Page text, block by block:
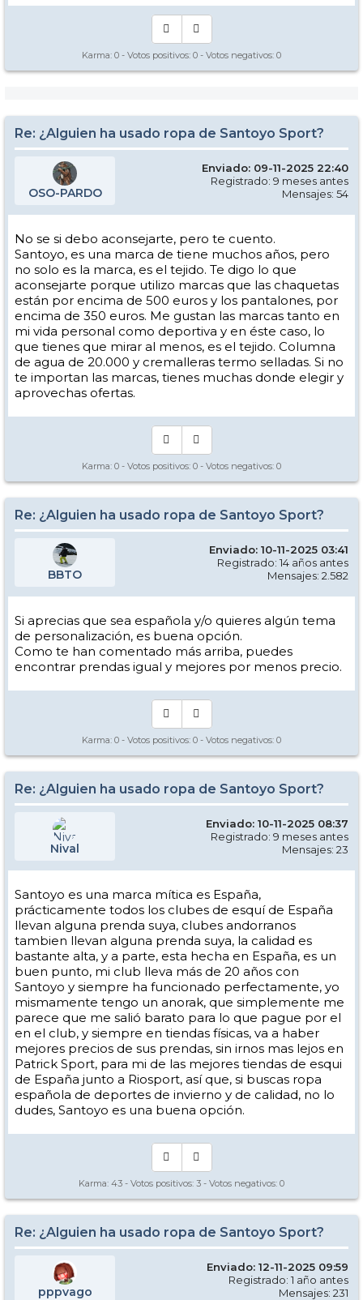
Karma: 0 - Votos positivos: 0 - Votos negativos: 0
Re: ¿Alguien ha usado ropa de Santoyo Sport?
OSO-PARDO
Enviado: 09-11-2025 22:40
Registrado: 9 meses antes
Mensajes: 54
No se si debo aconsejarte, pero te cuento.
Santoyo, es una marca de tiene muchos años, pero
no solo es la marca, es el tejido. Te digo lo que
aconsejarte porque utilizo marcas que las chaquetas
están por encima de 500 euros y los pantalones, por
encima de 350 euros. Me gustan las marcas tanto en
mi vida personal como deportiva y en éste caso, lo
que tienes que mirar al menos, es el tejido. Columna
de agua de 20.000 y cremalleras termo selladas. Si no
te importan las marcas, tienes muchas donde elegir y
aprovechas ofertas.
Karma: 0 - Votos positivos: 0 - Votos negativos: 0
Re: ¿Alguien ha usado ropa de Santoyo Sport?
BBTO
Enviado: 10-11-2025 03:41
Registrado: 14 años antes
Mensajes: 2.582
Si aprecias que sea española y/o quieres algún tema
de personalización, es buena opción.
Como te han comentado más arriba, puedes
encontrar prendas igual y mejores por menos precio.
Karma: 0 - Votos positivos: 0 - Votos negativos: 0
Re: ¿Alguien ha usado ropa de Santoyo Sport?
Nival
Enviado: 10-11-2025 08:37
Registrado: 9 meses antes
Mensajes: 23
Santoyo es una marca mítica es España,
prácticamente todos los clubes de esquí de España
llevan alguna prenda suya, clubes andorranos
tambien llevan alguna prenda suya, la calidad es
bastante alta, y a parte, esta hecha en España, es un
buen punto, mi club lleva más de 20 años con
Santoyo y siempre ha funcionado perfectamente, yo
mismamente tengo un anorak, que simplemente me
parece que me salió barato para lo que pague por el
en el club, y siempre en tiendas físicas, va a haber
mejores precios de sus prendas, sin irnos mas lejos en
Patrick Sport, para mi de las mejores tiendas de esqui
de España junto a Riosport, así que, si buscas ropa
española de deportes de invierno y de calidad, no lo
dudes, Santoyo es una buena opción.
Karma: 43 - Votos positivos: 3 - Votos negativos: 0
Re: ¿Alguien ha usado ropa de Santoyo Sport?
pppvago
Enviado: 12-11-2025 09:59
Registrado: 1 año antes
Mensajes: 231